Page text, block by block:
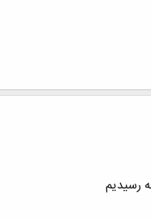
رسیدیم